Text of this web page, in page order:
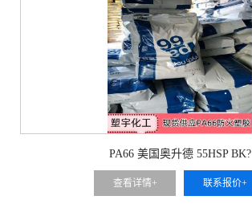
PA66 美国奥升德 55HSP BK?
查看详情+ 联系报价+